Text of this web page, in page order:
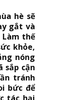
hè sẽ
gắt và
thế
khỏe,
nóng
sắp cận
tránh
bức để